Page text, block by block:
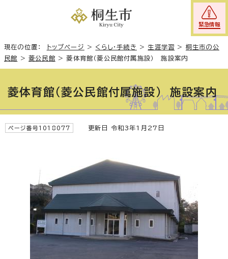
緊急情報
現在の位置： トップページ > くらし・手続き > 生涯学習 > 桐生市の公
民館
>菱公民館 >菱体育館（菱公民館付属施設） 施設案内
菱体育館（菱公民館付属施設） 施設案内
ページ番号1018077 更新日 令和3年1月27日